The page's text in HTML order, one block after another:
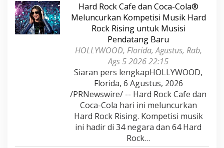
Hard Rock Cafe dan Coca-Cola®
Meluncurkan Kompetisi Musik Hard
Rock Rising untuk Musisi
Pendatang Baru
HOLLYWOOD, Florida, Agustus, Rab,
Ags 5 2026 22:15
Siaran pers lengkapHOLLYWOOD,
Florida, 6 Agustus, 2026
/PRNewswire/ -- Hard Rock Cafe dan
Coca-Cola hari ini meluncurkan
Hard Rock Rising. Kompetisi musik
ini hadir di 34 negara dan 64 Hard
Rock…